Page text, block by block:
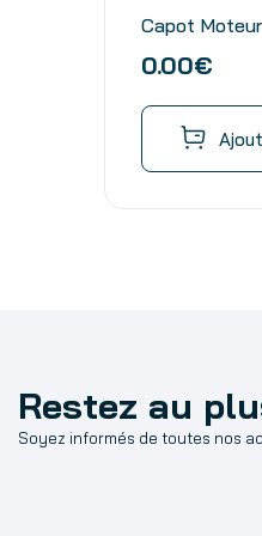
Capot
0.00€
Restez au
Soyez informés de toutes nos